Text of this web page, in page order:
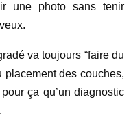
une photo sans tenir
va toujours “faire du
placement des couches,
ça qu’un diagnostic